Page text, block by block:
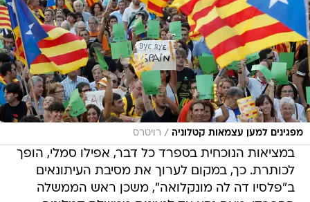
מפגינים למען עצמאות קטלוניה / רויטרס
במציאות הנוכחית בספרד כל דבר, אפילו סמלי, הופך
לכותרת. כך, במקום לערוך את מסיבת העיתונאים
ב"פלסיו דה לה מונקלואה", משכן ראש הממשלה
הספרדי, מאס נסע עד לנציגות ממשלת קטלוניה
במדריד כדי להצהיר: "יש עמים, כמו קטלוניה,